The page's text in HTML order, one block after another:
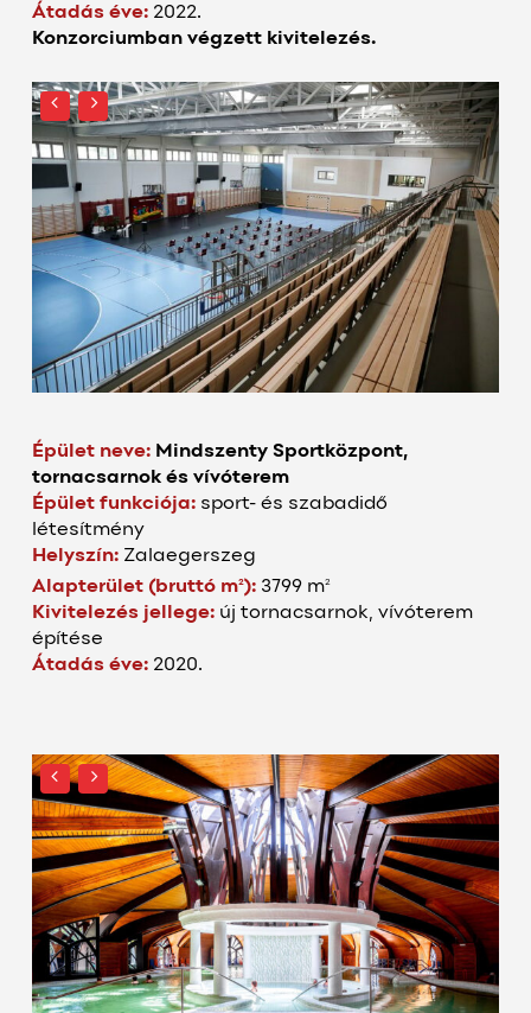
Átadás éve: 2022.
Konzorciumban végzett kivitelezés.
Épület neve: Mindszenty Sportközpont,
tornacsarnok és vívóterem
Épület funkciója: sport- és szabadidő
létesítmény
Helyszín: Zalaegerszeg
Alapterület (bruttó m2): 3799 m2
Kivitelezés jellege: új tornacsarnok, vívóterem
építése
Átadás éve: 2020.